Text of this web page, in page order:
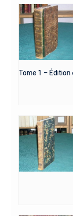
Tome 1 – Édition